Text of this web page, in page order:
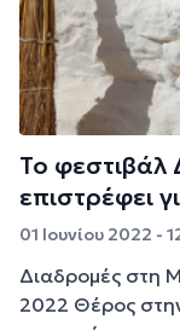
Το
επιστρέφει
01 Ιουνίου 2022 -
Διαδρομές στη
2022 Θέρος